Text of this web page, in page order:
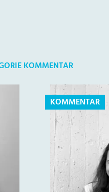
KOMMENTAR
KOMMENTAR